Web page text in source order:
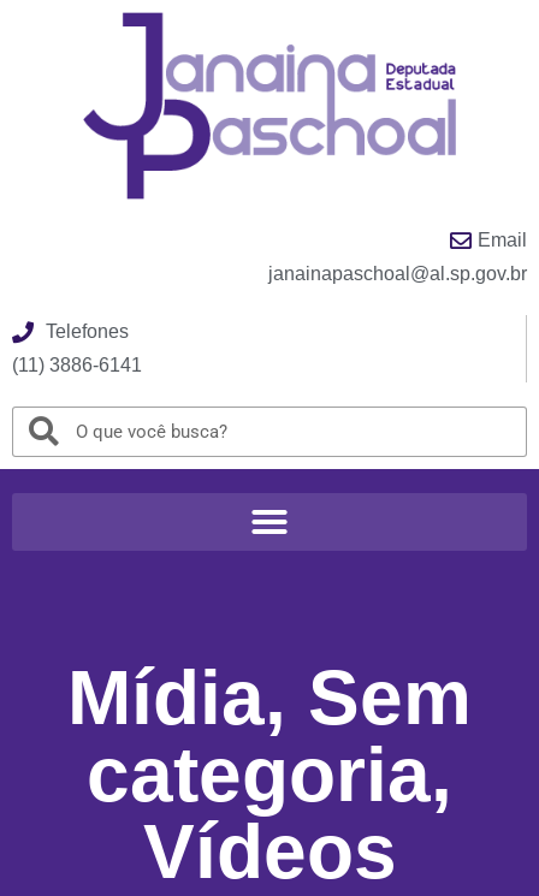
Email
janainapaschoal@al.sp.gov.br
Telefones
(11) 3886-6141
Mídia, Sem
categoria,
Vídeos